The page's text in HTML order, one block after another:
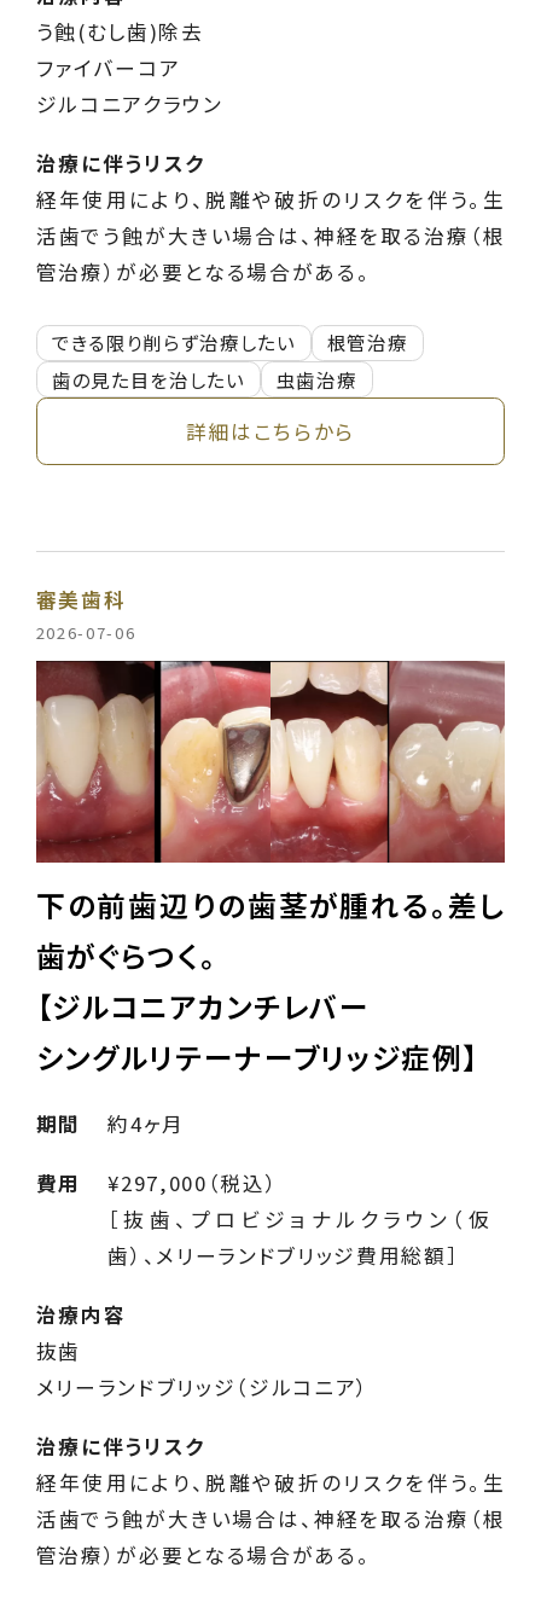
う蝕(むし歯)除去
ファイバーコア
ジルコニアクラウン
治療に伴うリスク
経年使用により、脱離や破折のリスクを伴う。生
活歯でう蝕が大きい場合は、神経を取る治療（根
管治療）が必要となる場合がある。
できる限り削らず治療したい
根管治療
歯の見た目を治したい
虫歯治療
詳細はこちらから
審美歯科
2026-07-06
下の前歯辺りの歯茎が腫れる。差し
歯がぐらつく。
【ジルコニアカンチレバー
シングルリテーナーブリッジ症例】
期間 約4ヶ月
費用
¥297,000（税込）
［抜歯、プロビジョナルクラウン（仮
歯）、メリーランドブリッジ費用総額］
治療内容
抜歯
メリーランドブリッジ（ジルコニア）
治療に伴うリスク
経年使用により、脱離や破折のリスクを伴う。生
活歯でう蝕が大きい場合は、神経を取る治療（根
管治療）が必要となる場合がある。